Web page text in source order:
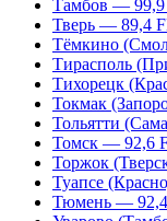
Тамбов —
Тверь — 89,4
Тёмкино
Тирасполь
Тихорецк
Токмак
Тольятти
Томск — 92,6
Торжок
Туапсе
Тюмень —